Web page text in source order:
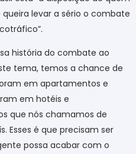
levar a sério o combate
história do combate ao
tema, temos a chance de
em apartamentos e
em hotéis e
que nós chamamos de
Esses é que precisam ser
possa acabar com o